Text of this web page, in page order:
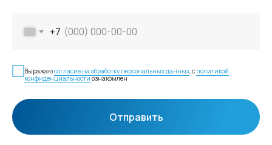
+7
Выражаюсогласие на обработку персональных данных, с политикой
конфиденциальностиознакомлен
Отправить